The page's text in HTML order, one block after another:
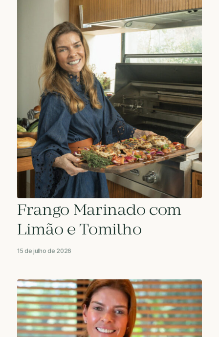
Frango Marinado com
Limão e Tomilho
15 de julho de 2026